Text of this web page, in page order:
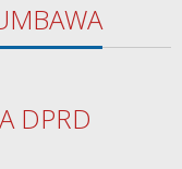
DPRD